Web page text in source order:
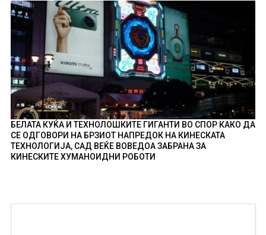
БЕЛАТА КУЌА И ТЕХНОЛОШКИТЕ ГИГАНТИ ВО СПОР КАКО ДА
СЕ ОДГОВОРИ НА БРЗИОТ НАПРЕДОК НА КИНЕСКАТА
ТЕХНОЛОГИЈА, САД ВЕЌЕ ВОВЕДОА ЗАБРАНА ЗА
КИНЕСКИТЕ ХУМАНОИДНИ РОБОТИ